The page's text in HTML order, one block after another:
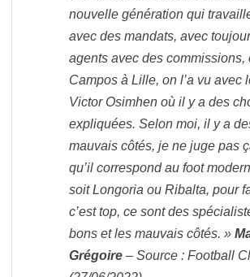
nouvelle génération qui
avec des mandats, avec
agents avec des commissions,
Campos à Lille, on l’a vu avec
Victor Osimhen où il y a des
expliquées. Selon moi, il y a
mauvais côtés, je ne juge pas
qu’il correspond au foot
soit Longoria ou Ribalta, pour
c’est top, ce sont des
bons et les mauvais côtés. »
Grégoire – Source : Football